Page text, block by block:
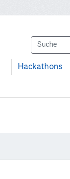
Hackathons